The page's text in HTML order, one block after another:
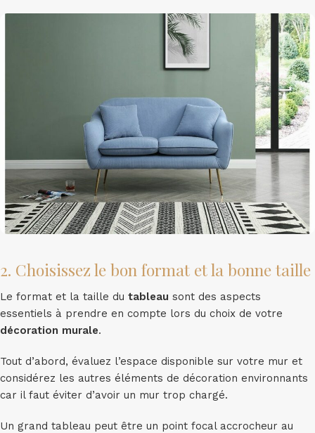
2. Choisissez le bon format et la bonne taille
Le format et la taille du tableau sont des aspects
essentiels à prendre en compte lors du choix de votre
décoration murale.
Tout d’abord, évaluez l’espace disponible sur votre mur et
considérez les autres éléments de décoration environnants
car il faut éviter d’avoir un mur trop chargé.
Un grand tableau peut être un point focal accrocheur au